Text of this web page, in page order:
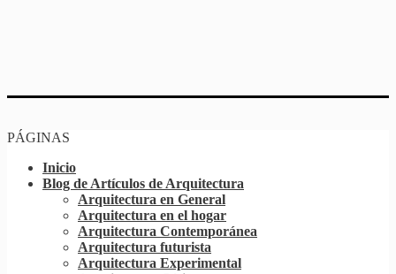
PÁGINAS
Inicio
Blog de Artículos de Arquitectura
Arquitectura en General
Arquitectura en el hogar
Arquitectura Contemporánea
Arquitectura futurista
Arquitectura Experimental